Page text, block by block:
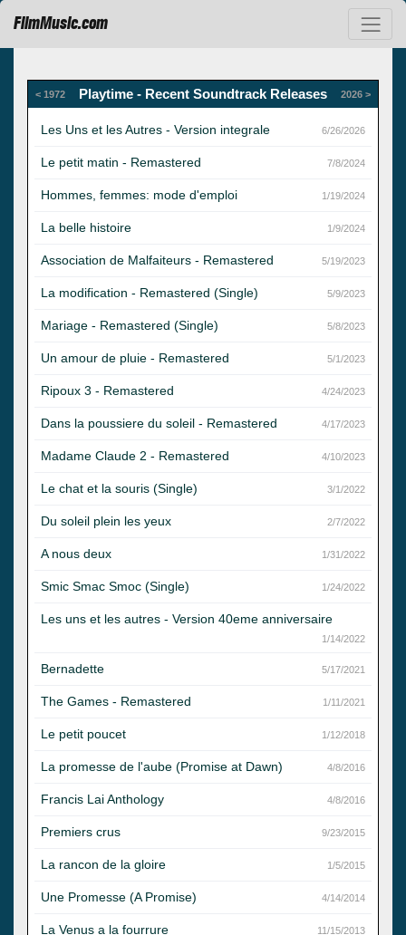
FilmMusic.com
< 1972 Playtime - Recent Soundtrack Releases 2026 >
Les Uns et les Autres - Version integrale 6/26/2026
Le petit matin - Remastered 7/8/2024
Hommes, femmes: mode d'emploi 1/19/2024
La belle histoire 1/9/2024
Association de Malfaiteurs - Remastered 5/19/2023
La modification - Remastered (Single) 5/9/2023
Mariage - Remastered (Single) 5/8/2023
Un amour de pluie - Remastered 5/1/2023
Ripoux 3 - Remastered 4/24/2023
Dans la poussiere du soleil - Remastered 4/17/2023
Madame Claude 2 - Remastered 4/10/2023
Le chat et la souris (Single) 3/1/2022
Du soleil plein les yeux 2/7/2022
A nous deux 1/31/2022
Smic Smac Smoc (Single) 1/24/2022
Les uns et les autres - Version 40eme anniversaire
1/14/2022
Bernadette 5/17/2021
The Games - Remastered 1/11/2021
Le petit poucet 1/12/2018
La promesse de l'aube (Promise at Dawn) 4/8/2016
Francis Lai Anthology 4/8/2016
Premiers crus 9/23/2015
La rancon de la gloire 1/5/2015
Une Promesse (A Promise) 4/14/2014
La Venus a la fourrure 11/15/2013